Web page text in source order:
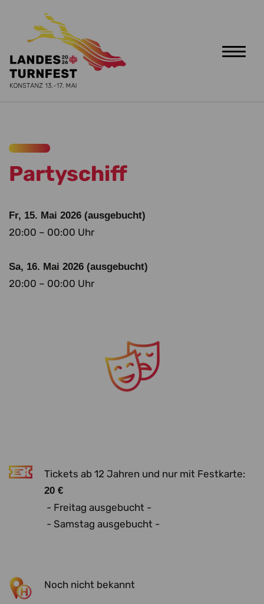
Zum Hauptinhalt springen
Toggle
Partyschiff
Fr, 15. Mai 2026 (ausgebucht)
20:00 – 00:00 Uhr
Sa, 16. Mai 2026 (ausgebucht)
20:00 – 00:00 Uhr
Tickets ab 12 Jahren und nur mit Festkarte:
20 €
- Freitag ausgebucht -
- Samstag ausgebucht -
Noch nicht bekannt